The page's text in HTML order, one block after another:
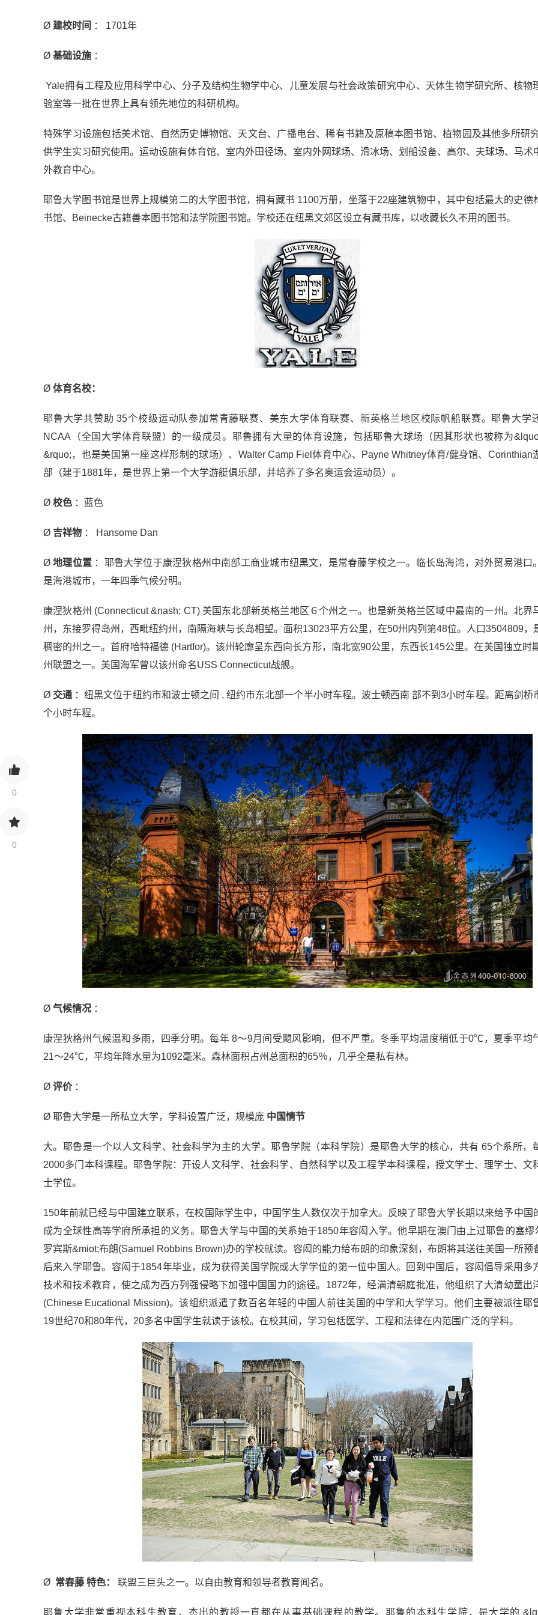
0
0
Ø 建校时间 ： 1701年
Ø 基础设施 ：
Yale拥有工程及应用科学中心、分子及结构生物学中心、儿童发展与社会政策研究中心、天体生物学研究所、核物
验室等一批在世界上具有领先地位的科研机构。
特殊学习设施包括美术馆、自然历史博物馆、天文台、广播电台、稀有书籍及原稿本图书馆、植物园及其他多所研
供学生实习研究使用。运动设施有体育馆、室内外田径场、室内外网球场、滑冰场、划船设备、高尔、夫球场、马术
外教育中心。
耶鲁大学图书馆是世界上规模第二的大学图书馆，拥有藏书 1100万册，坐落于22座建筑物中，其中包括最大的史德
书馆、Beinecke古籍善本图书馆和法学院图书馆。学校还在纽黑文郊区设立有藏书库，以收藏长久不用的图书。
Ø 体育名校：
耶鲁大学共赞助 35个校级运动队参加常青藤联赛、美东大学体育联赛、新英格兰地区校际帆船联赛。耶鲁大学
NCAA（全国大学体育联盟）的一级成员。耶鲁拥有大量的体育设施，包括耶鲁大球场（因其形状也被称为
&rquo;，也是美国第一座这样形制的球场）、Walter Camp Fiel体育中心、Payne Whitney体育/健身馆、Corinthian
部（建于1881年，是世界上第一个大学游艇俱乐部，并培养了多名奥运会运动员）。
Ø 校色 ：蓝色
Ø 吉祥物 ： Hansome Dan
Ø地理位置 ：耶鲁大学位于康涅狄格州中南部工商业城市纽黑文，是常春藤学校之一。临长岛海湾，对外贸易港口
是海港城市，一年四季气候分明。
康涅狄格州 (Connecticut &nash; CT) 美国东北部新英格兰地区６个州之一。也是新英格兰区域中最南的一州。北界
州，东接罗得岛州，西毗纽约州，南隔海峡与长岛相望。面积13023平方公里，在50州内列第48位。人口3504809，
稠密的州之一。首府哈特福德 (Hartfor)。该州轮廓呈东西向长方形，南北宽90公里，东西长145公里。在美国独立时
州联盟之一。美国海军曾以该州命名USS Connecticut战舰。
Ø 交通 ：纽黑文位于纽约市和波士顿之间 , 纽约市东北部一个半小时车程。波士顿西南 部不到3小时车程。距离剑桥
个小时车程。
Ø 气候情况 ：
康涅狄格州气候温和多雨，四季分明。每年 8～9月间受飓风影响，但不严重。冬季平均温度稍低于0℃，夏季平均
21～24℃，平均年降水量为1092毫米。森林面积占州总面积的65％，几乎全是私有林。
Ø 评价：
Ø 耶鲁大学是一所私立大学，学科设置广泛，规模庞 中国情节
大。耶鲁是一个以人文科学、社会科学为主的大学。耶鲁学院（本科学院）是耶鲁大学的核心，共有 65个系所，
2000多门本科课程。耶鲁学院：开设人文科学、社会科学、自然科学以及工程学本科课程，授文学士、理学士、文
士学位。
150年前就已经与中国建立联系，在校国际学生中，中国学生人数仅次于加拿大。反映了耶鲁大学长期以来给予中国
成为全球性高等学府所承担的义务。耶鲁大学与中国的关系始于1850年容闳入学。他早期在澳门由上过耶鲁的塞缪
罗宾斯&miot;布朗(Samuel Robbins Brown)办的学校就读。容闳的能力给布朗的印象深刻，布朗将其送往美国一所预
后来入学耶鲁。容闳于1854年毕业，成为获得美国学院或大学学位的第一位中国人。回到中国后，容闳倡导采用多
技术和技术教育，使之成为西方列强侵略下加强中国国力的途径。1872年，经满清朝庭批准，他组织了大清幼童出
(Chinese Eucational Mission)。该组织派遣了数百名年轻的中国人前往美国的中学和大学学习。他们主要被派往耶
19世纪70和80年代，20多名中国学生就读于该校。在校其间，学习包括医学、工程和法律在内范围广泛的学科。
Ø 常春藤 特色： 联盟三巨头之一。以自由教育和领导者教育闻名。
耶鲁大学非常重视本科生教育，杰出的教授一直都在从事基础课程的教学。耶鲁的本科生学院，是大学的
金吉列 www.jjl.cn